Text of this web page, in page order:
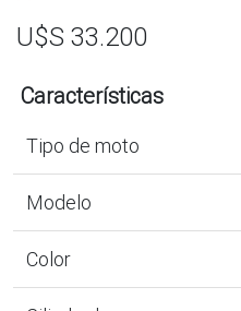
U$S 33.200
Características
Tipo de moto
Modelo
Color